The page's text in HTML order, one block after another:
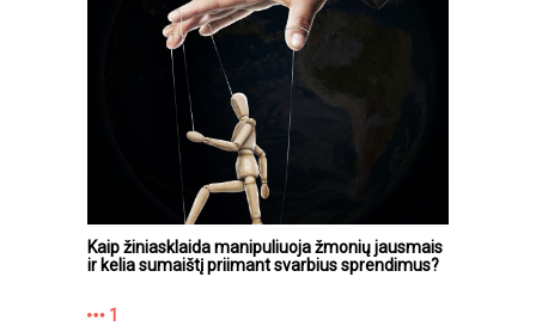
Kaip žiniasklaida manipuliuoja žmonių jausmais
ir kelia sumaištį priimant svarbius sprendimus?
1